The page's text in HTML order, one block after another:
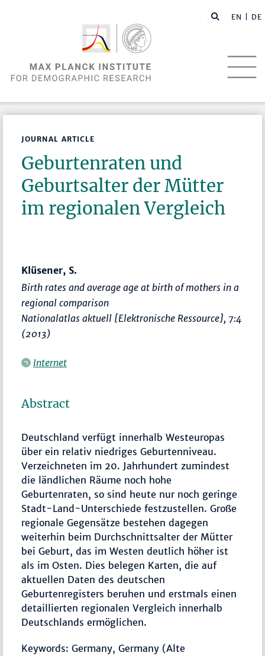
EN | DE
JOURNAL ARTICLE
Geburtenraten und
Geburtsalter der Mütter
im regionalen Vergleich
Klüsener, S.
Birth rates and average age at birth of mothers in a
regional comparison
Nationalatlas aktuell [Elektronische Ressource], 7:4
(2013)
Internet
Abstract
Deutschland verfügt innerhalb Westeuropas
über ein relativ niedriges Geburtenniveau.
Verzeichneten im 20. Jahrhundert zumindest
die ländlichen Räume noch hohe
Geburtenraten, so sind heute nur noch geringe
Stadt-Land-Unterschiede festzustellen. Große
regionale Gegensätze bestehen dagegen
weiterhin beim Durchschnittsalter der Mütter
bei Geburt, das im Westen deutlich höher ist
als im Osten. Dies belegen Karten, die auf
aktuellen Daten des deutschen
Geburtenregisters beruhen und erstmals einen
detaillierten regionalen Vergleich innerhalb
Deutschlands ermöglichen.
Keywords: Germany, Germany (Alte